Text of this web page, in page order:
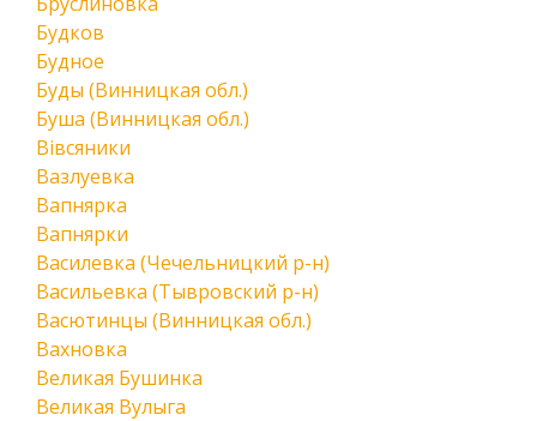
Будков
Будное
Буды (Винницкая обл.)
Буша (Винницкая обл.)
Вівсяники
Вазлуевка
Вапнярка
Вапнярки
Василевка (Чечельницкий р-н)
Васильевка (Тывровский р-н)
Васютинцы (Винницкая обл.)
Вахновка
Великая Бушинка
Великая Вулыга